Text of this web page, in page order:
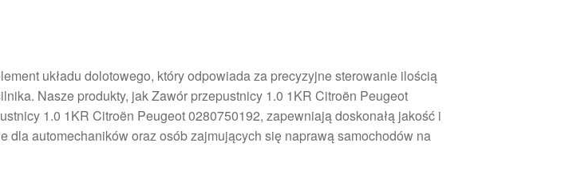
układu dolotowego, który odpowiada za precyzyjne sterowanie ilością
Nasze produkty, jak Zawór przepustnicy 1.0 1KR Citroën Peugeot
1.0 1KR Citroën Peugeot 0280750192, zapewniają doskonałą jakość i
dla automechaników oraz osób zajmujących się naprawą samochodów na